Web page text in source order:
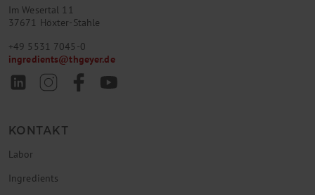
Im Wesertal 11
37671 Höxter-Stahle
+49 5531 7045-0
ingredients@thgeyer.de
KONTAKT
Labor
Ingredients